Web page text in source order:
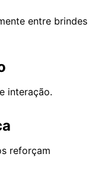
entre brindes
interação.
reforçam